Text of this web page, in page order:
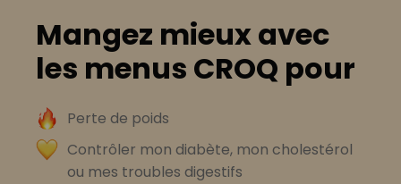
Mangez mieux avec
les menus CROQ pour
Perte de poids
Contrôler mon diabète, mon cholestérol
ou mes troubles digestifs